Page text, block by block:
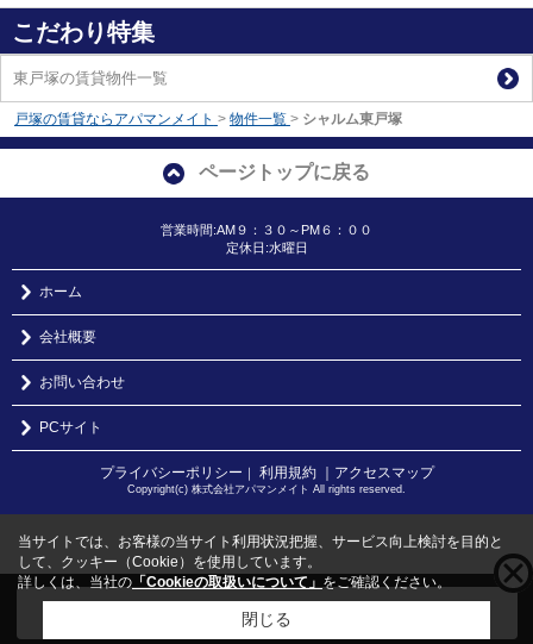
こだわり特集
東戸塚の賃貸物件一覧
戸塚の賃貸ならアパマンメイト > 物件一覧 > シャルム東戸塚
ページトップに戻る
営業時間:AM９：３０～PM６：００
定休日:水曜日
ホーム
会社概要
お問い合わせ
PCサイト
プライバシーポリシー 利用規約 ｜アクセスマップ
Copyright(c) 株式会社アパマンメイト All rights reserved.
こちらの物件をご覧の方にお勧めな物件
当サイトでは、お客様の当サイト利用状況把握、サービス向上検討を目的と
して、クッキー（Cookie）を使用しています。
詳しくは、当社の 「Cookieの取扱いについて」 をご確認ください。
閉じる